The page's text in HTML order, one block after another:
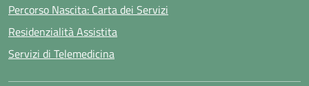
Percorso Nascita: Carta dei Servizi
Residenzialità Assistita
Servizi di Telemedicina